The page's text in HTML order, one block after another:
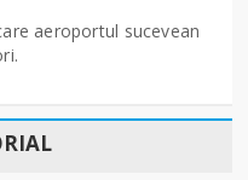
aeroportul sucevean